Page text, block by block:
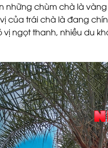
những chùm chà là
của trái chà là đang
ngọt thanh, nhiều du